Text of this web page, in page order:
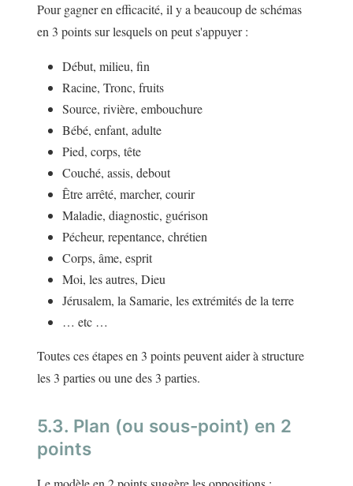
Pour gagner en efficacité, il y a beaucoup de schémas
en 3 points sur lesquels on peut s'appuyer :
Début, milieu, fin
Racine, Tronc, fruits
Source, rivière, embouchure
Bébé, enfant, adulte
Pied, corps, tête
Couché, assis, debout
Être arrêté, marcher, courir
Maladie, diagnostic, guérison
Pécheur, repentance, chrétien
Corps, âme, esprit
Moi, les autres, Dieu
Jérusalem, la Samarie, les extrémités de la terre
… etc …
Toutes ces étapes en 3 points peuvent aider à structure
les 3 parties ou une des 3 parties.
5.3. Plan (ou sous-point) en 2
points